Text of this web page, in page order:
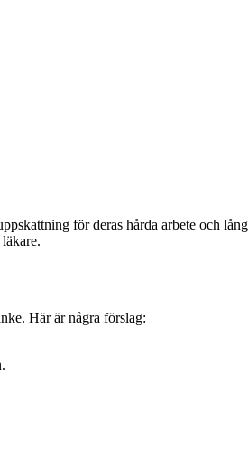
för deras hårda arbete och
Här är några förslag: